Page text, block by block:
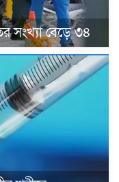
সংখ্যা বেড়ে ৩৪